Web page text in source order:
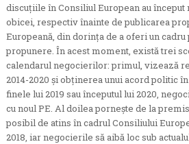
discuțiile în Consiliul European au
obicei, respectiv înainte de publicarea
Europeană, din dorința de a oferi un
propunere. În acest moment, există trei
calendarul negocierilor: primul, vizează
2014-2020 și obținerea unui acord politic
finele lui 2019 sau începutul lui 2020,
cu noul PE. Al doilea pornește de la
posibil de atins în cadrul Consiliului
2018, iar negocierile să aibă loc sub